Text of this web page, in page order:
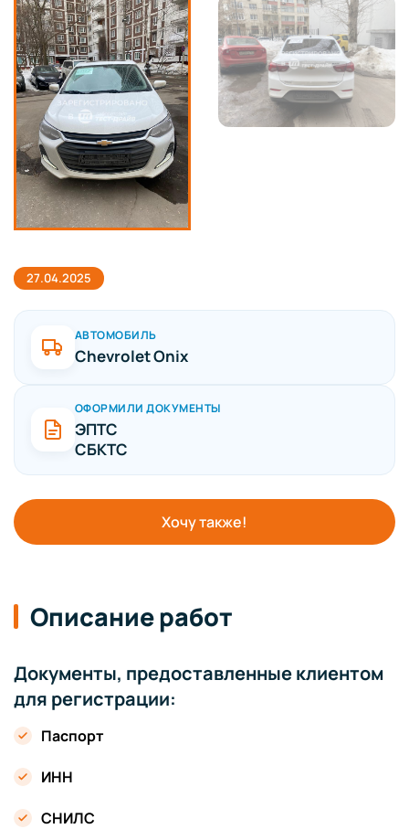
27.04.2025
АВТОМОБИЛЬ
Chevrolet Onix
ОФОРМИЛИ ДОКУМЕНТЫ
ЭПТС
СБКТС
Хочу также!
Описание работ
Документы, предоставленные клиентом
для регистрации:
Паспорт
ИНН
СНИЛС